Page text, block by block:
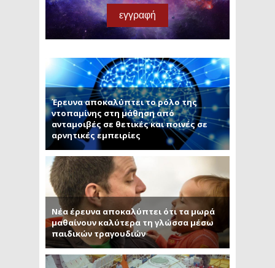
Έρευνα αποκαλύπτει το ρόλο της
ντοπαμίνης στη μάθηση από
ανταμοιβές σε θετικές και ποινές σε
αρνητικές εμπειρίες
Νέα έρευνα αποκαλύπτει ότι τα μωρά
μαθαίνουν καλύτερα τη γλώσσα μέσω
παιδικών τραγουδιών